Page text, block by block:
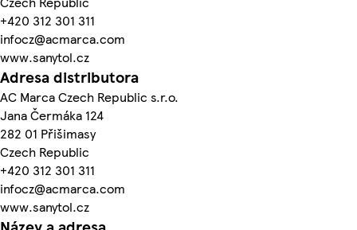
+420 312 301 311
infocz@acmarca.com
www.sanytol.cz
Adresa distributora
AC Marca Czech Republic s.r.o.
Jana Čermáka 124
282 01 Přišimasy
Czech Republic
+420 312 301 311
infocz@acmarca.com
www.sanytol.cz